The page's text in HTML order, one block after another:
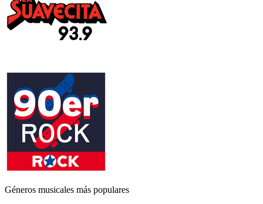
Géneros musicales más populares